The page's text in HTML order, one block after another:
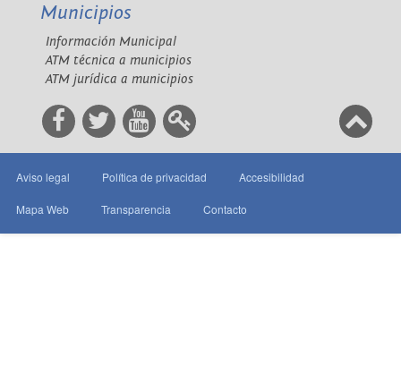
Municipios
Información Municipal
ATM técnica a municipios
ATM jurídica a municipios
Aviso legal Política de privacidad Accesibilidad
Mapa Web Transparencia Contacto